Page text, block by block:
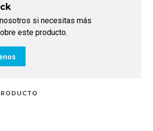
si necesitas más
este producto.